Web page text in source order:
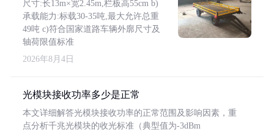
尺寸:长13m×宽2.45m,栏板高55cm b)
承载能力:标载30-35吨,最大允许总重
49吨 c)符合国家道路车辆外廓尺寸及
轴荷限值标准
2026年8月4日
光模块接收功率多少是正常
本文详细解答光模块接收功率的正常范围及影响因素，重
点分析千兆光模块的收光标准（典型值为-3dBm